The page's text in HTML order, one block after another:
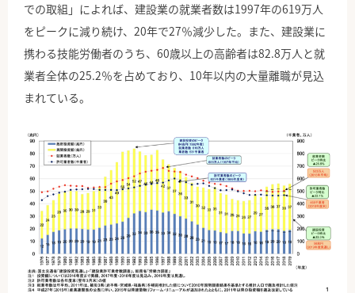
での取組」によれば、建設業の就業者数は1997年の619万人
をピークに減り続け、20年で27％減少した。また、建設業に
携わる技能労働者のうち、60歳以上の高齢者は82.8万人と就
業者全体の25.2％を占めており、10年以内の大量離職が見込
まれている。